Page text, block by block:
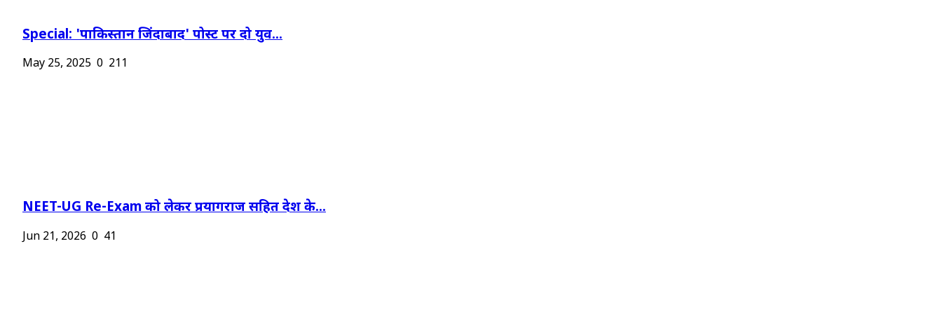
Special: 'पाकिस्तान जिंदाबाद' पोस्ट पर दो युव...
May 25, 2025 0 211
NEET-UG Re-Exam को लेकर प्रयागराज सहित देश के...
Jun 21, 2026 0 41